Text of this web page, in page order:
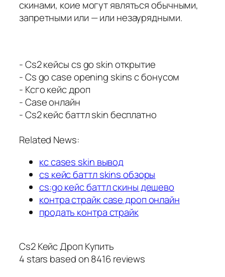
скинами, коие могут являться обычными,
запретными или — или незаурядными.
- Cs2 кейсы cs go skin открытие
- Cs go case opening skins с бонусом
- Ксго кейс дроп
- Case онлайн
- Cs2 кейс баттл skin бесплатно
Related News:
кс cases skin вывод
cs кейс баттл skins обзоры
cs:go кейс баттл скины дешево
контра страйк case дроп онлайн
продать контра страйк
Cs2 Кейс Дроп Купить
4 stars based on8416reviews